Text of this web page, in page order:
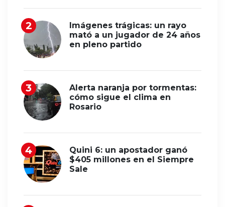
Imágenes trágicas: un rayo
mató a un jugador de 24 años
en pleno partido
Alerta naranja por tormentas:
cómo sigue el clima en
Rosario
Quini 6: un apostador ganó
$405 millones en el Siempre
Sale